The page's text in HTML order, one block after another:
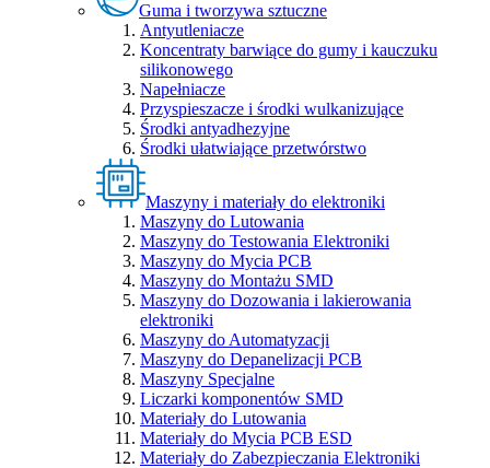
Guma i tworzywa sztuczne
Antyutleniacze
Koncentraty barwiące do gumy i kauczuku
silikonowego
Napełniacze
Przyspieszacze i środki wulkanizujące
Środki antyadhezyjne
Środki ułatwiające przetwórstwo
Maszyny i materiały do elektroniki
Maszyny do Lutowania
Maszyny do Testowania Elektroniki
Maszyny do Mycia PCB
Maszyny do Montażu SMD
Maszyny do Dozowania i lakierowania
elektroniki
Maszyny do Automatyzacji
Maszyny do Depanelizacji PCB
Maszyny Specjalne
Liczarki komponentów SMD
Materiały do Lutowania
Materiały do Mycia PCB ESD
Materiały do Zabezpieczania Elektroniki